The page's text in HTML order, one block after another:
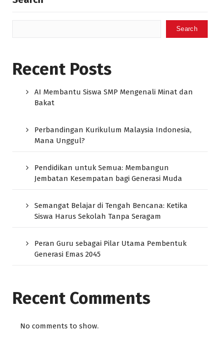
Search
Recent Posts
AI Membantu Siswa SMP Mengenali Minat dan
Bakat
Perbandingan Kurikulum Malaysia Indonesia,
Mana Unggul?
Pendidikan untuk Semua: Membangun
Jembatan Kesempatan bagi Generasi Muda
Semangat Belajar di Tengah Bencana: Ketika
Siswa Harus Sekolah Tanpa Seragam
Peran Guru sebagai Pilar Utama Pembentuk
Generasi Emas 2045
Recent Comments
No comments to show.